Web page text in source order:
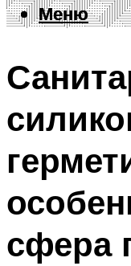
Меню
Меню
сфера